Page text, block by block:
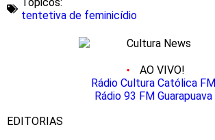
tentetiva de feminicídio
AO VIVO!
Rádio Cultura Católica FM
Rádio 93 FM Guarapuava
EDITORIAS